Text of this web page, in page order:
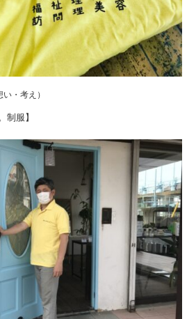
・考え）
制服】